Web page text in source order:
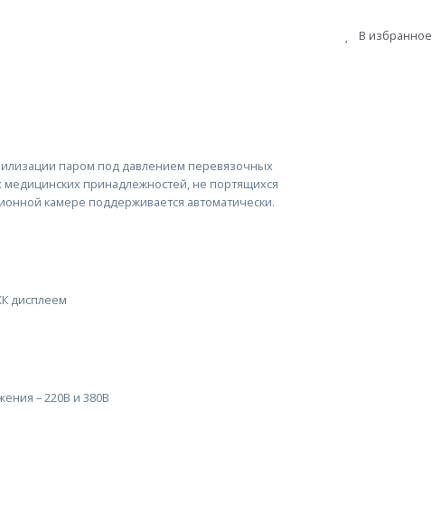
В избранное
паром под давлением перевязочных
медицинских принадлежностей, не портящихся
камере поддерживается автоматически.
дисплеем
– 220В и 380В